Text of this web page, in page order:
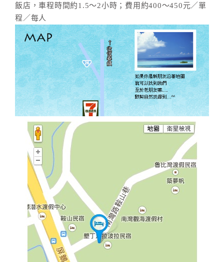
飯店，車程時間約1.5～2小時；費用約400～450元／單
程／每人